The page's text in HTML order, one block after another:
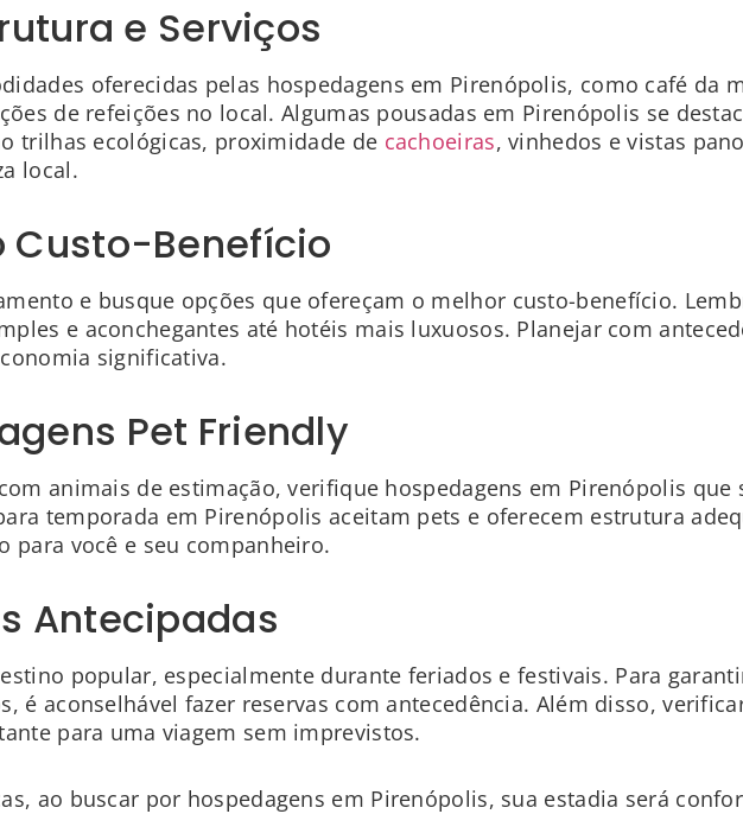
e Serviços
oferecidas pelas hospedagens em Pirenópolis, como café da
de refeições no local. Algumas pousadas em Pirenópolis se
trilhas ecológicas, proximidade de cachoeiras, vinhedos e vistas
local.
Custo-Benefício
e busque opções que ofereçam o melhor custo-benefício.
e aconchegantes até hotéis mais luxuosos. Planejar com
significativa.
Pet Friendly
animais de estimação, verifique hospedagens em Pirenópolis que
temporada em Pirenópolis aceitam pets e oferecem estrutura
para você e seu companheiro.
Antecipadas
popular, especialmente durante feriados e festivais. Para
é aconselhável fazer reservas com antecedência. Além disso,
para uma viagem sem imprevistos.
ao buscar por hospedagens em Pirenópolis, sua estadia será